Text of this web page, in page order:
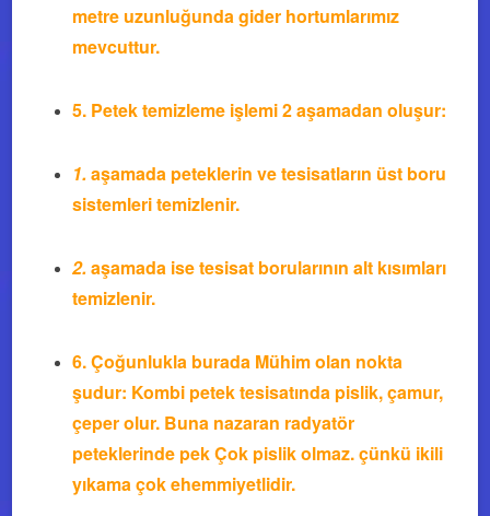
metre uzunluğunda gider hortumlarımız
mevcuttur.
5. Petek temizleme işlemi 2 aşamadan oluşur:
1.aşamada peteklerin ve tesisatların üst boru
sistemleri temizlenir.
2.aşamada ise tesisat borularının alt kısımları
temizlenir.
6.Çoğunlukla burada Mühim olan nokta
şudur: Kombi petek tesisatında pislik, çamur,
çeper olur. Buna nazaran radyatör
peteklerinde pek Çok pislik olmaz. çünkü ikili
yıkama çok ehemmiyetlidir.